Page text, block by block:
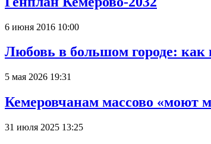
6 июня 2016 10:00
Любовь в большом городе: как
5 мая 2026 19:31
Кемеровчанам массово «моют
31 июля 2025 13:25